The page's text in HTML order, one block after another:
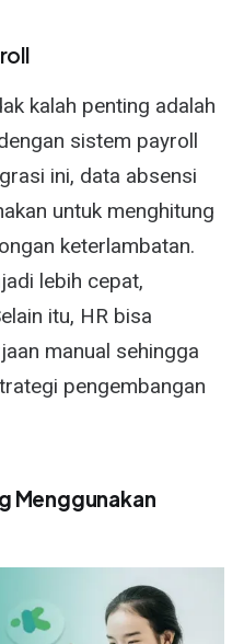
kalah penting adalah
sistem payroll
ini, data absensi
untuk menghitung
keterlambatan.
lebih cepat,
itu, HR bisa
manual sehingga
pengembangan
Menggunakan